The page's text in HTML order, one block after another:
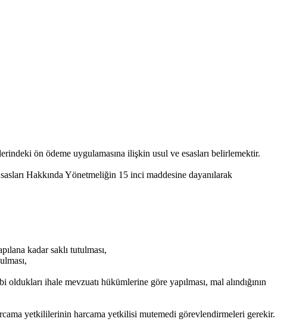
ön ödeme uygulamasına ilişkin usul ve esasları belirlemektir.
Hakkında Yönetmeliğin 15 inci maddesine dayanılarak
kadar saklı tutulması,
ihale mevzuatı hükümlerine göre yapılması, mal alındığının
yetkililerinin harcama yetkilisi mutemedi görevlendirmeleri gerekir.